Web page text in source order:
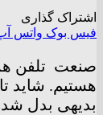
اشتراک گذاری
فیس بوک واتس
صنعت تلفن
هستیم. شاید
بدیهی بدل